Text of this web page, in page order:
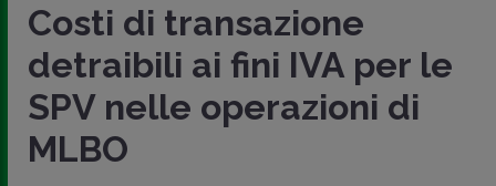
Costi di transazione
detraibili ai fini IVA per le
SPV nelle operazioni di
MLBO